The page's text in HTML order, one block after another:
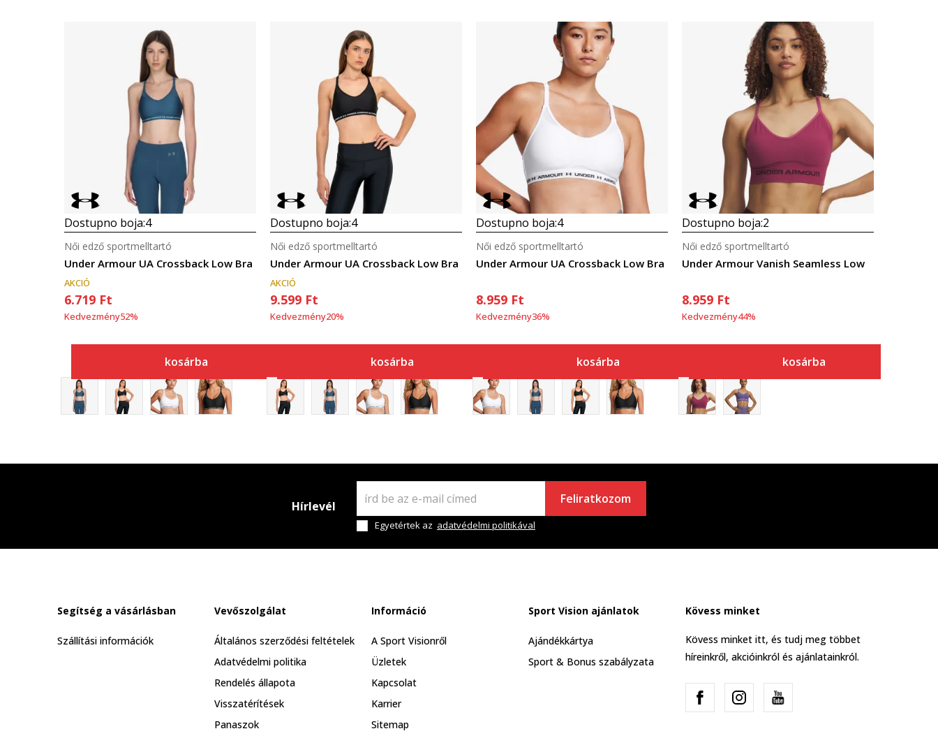
Dostupno boja:4
Under Armour UA Crossback Low Bra
Női edző sportmelltartó
AKCIÓ
6.719 Ft
Kedvezmény52%
kosárba
Dostupno boja:4
Under Armour UA Crossback Low Bra
Női edző sportmelltartó
AKCIÓ
9.599 Ft
Kedvezmény20%
kosárba
Dostupno boja:4
Under Armour UA Crossback Low Bra
Női edző sportmelltartó
8.959 Ft
Kedvezmény36%
kosárba
Dostupno boja:2
Under Armour Vanish Seamless Low
Női edző sportmelltartó
8.959 Ft
Kedvezmény44%
kosárba
Hírlevél Feliratkozom
Egyetértek az adatvédelmi politikával
Segítség a vásárlásban
Szállítási információk
Vevőszolgálat
Általános szerződési feltételek
Adatvédelmi politika
Rendelés állapota
Visszatérítések
Panaszok
Információ
A Sport Visionről
Üzletek
Kapcsolat
Karrier
Sitemap
Sport Vision ajánlatok
Ajándékkártya
Sport & Bonus szabályzata
Kövess minket
Kövess minket itt, és tudj meg többet
híreinkről, akcióinkról és ajánlatainkról.